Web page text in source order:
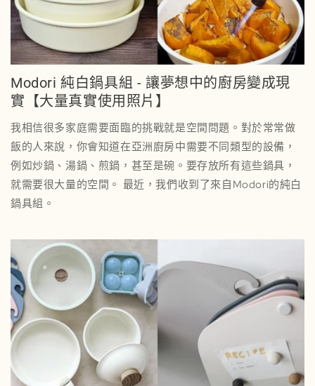
Modori 純白鍋具組 - 讓夢想中的廚房變成現
實【大量真實使用照片】
我相信很多家庭需要面臨的挑戰就是空間問題。對於常常做
飯的人來說，你會知道在亞洲廚房中需要不同類型的設備，
例如炒鍋、湯鍋、煎鍋，甚至是碗。要存放所有這些鍋具，
就需要很大量的空間。 最近，我們收到了來自Modori的純白
鍋具組。